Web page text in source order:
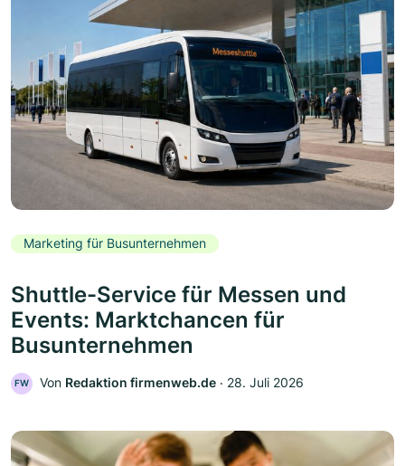
Marketing für Busunternehmen
Shuttle-Service für Messen und
Events: Marktchancen für
Busunternehmen
FW Von Redaktion firmenweb.de ‧ 28. Juli 2026